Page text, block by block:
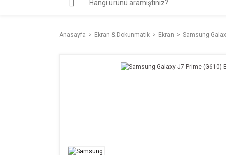
Anasayfa Ekran & Dokunmatik Ekran Samsung